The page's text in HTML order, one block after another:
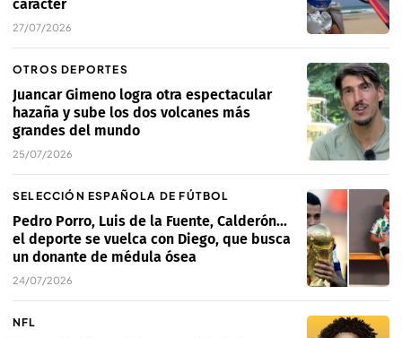
carácter
27/07/2026
OTROS DEPORTES
Juancar Gimeno logra otra espectacular
hazaña y sube los dos volcanes más
grandes del mundo
25/07/2026
SELECCIÓN ESPAÑOLA DE FÚTBOL
Pedro Porro, Luis de la Fuente, Calderón...
el deporte se vuelca con Diego, que busca
un donante de médula ósea
24/07/2026
NFL